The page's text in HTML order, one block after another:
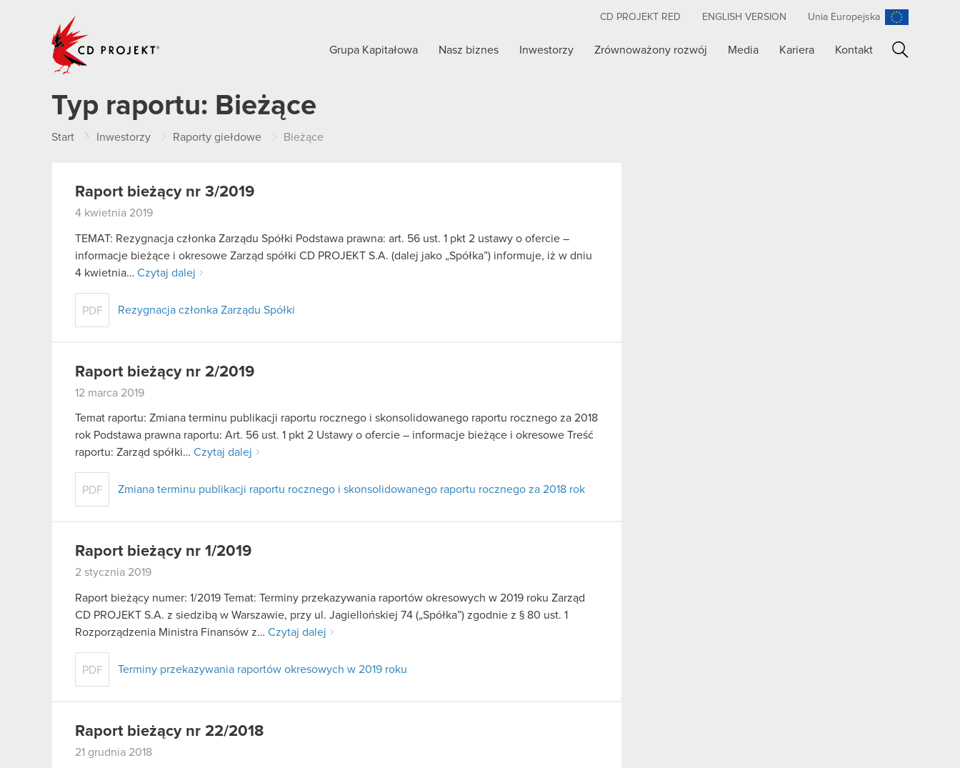
CD PROJEKT RED ENGLISH VERSION Unia Europejska
Grupa Kapitałowa Nasz biznes Inwestorzy Zrównoważony rozwój Media Kariera Kontakt
Typ raportu: Bieżące
Start Inwestorzy Raporty giełdowe Bieżące
Raport bieżący nr 3/2019
4 kwietnia 2019
TEMAT: Rezygnacja członka Zarządu Spółki Podstawa prawna: art. 56 ust. 1 pkt 2 ustawy o ofercie –
informacje bieżące i okresowe Zarząd spółki CD PROJEKT S.A. (dalej jako „Spółka”) informuje, iż w dniu
4 kwietnia… Czytaj dalej
PDF Rezygnacja członka Zarządu Spółki
Raport bieżący nr 2/2019
12 marca 2019
Temat raportu: Zmiana terminu publikacji raportu rocznego i skonsolidowanego raportu rocznego za 2018
rok Podstawa prawna raportu: Art. 56 ust. 1 pkt 2 Ustawy o ofercie – informacje bieżące i okresowe Treść
raportu: Zarząd spółki… Czytaj dalej
PDF Zmiana terminu publikacji raportu rocznego i skonsolidowanego raportu rocznego za 2018 rok
Raport bieżący nr 1/2019
2 stycznia 2019
Raport bieżący numer: 1/2019 Temat: Terminy przekazywania raportów okresowych w 2019 roku Zarząd
CD PROJEKT S.A. z siedzibą w Warszawie, przy ul. Jagiellońskiej 74 („Spółka”) zgodnie z § 80 ust. 1
Rozporządzenia Ministra Finansów z… Czytaj dalej
PDF Terminy przekazywania raportów okresowych w 2019 roku
Raport bieżący nr 22/2018
21 grudnia 2018